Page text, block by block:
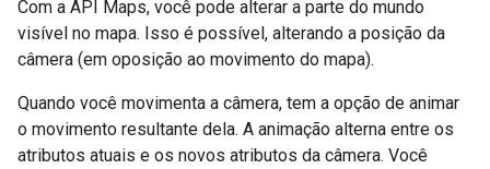
Com a API Maps, você pode alterar a parte do mundo
visível no mapa. Isso é possível, alterando a posição da
câmera (em oposição ao movimento do mapa).
Quando você movimenta a câmera, tem a opção de animar
o movimento resultante dela. A animação alterna entre os
atributos atuais e os novos atributos da câmera. Você